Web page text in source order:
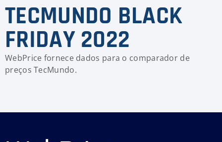
TECMUNDO BLACK
FRIDAY 2022
WebPrice fornece dados para o comparador de
preços TecMundo.